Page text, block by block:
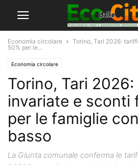
Economia circolare
Torino, Tari 2026:
50% per le...
Economia circolare
Torino, Tari
invariate e sconti
per le famiglie
basso
La Giunta comunale conferma le